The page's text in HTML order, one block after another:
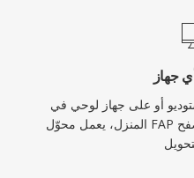
جهاز
أو على جهاز لوحي في
المنزل، يعمل محوّل FAP بشكل متطابق. فقط افتح المتصفح